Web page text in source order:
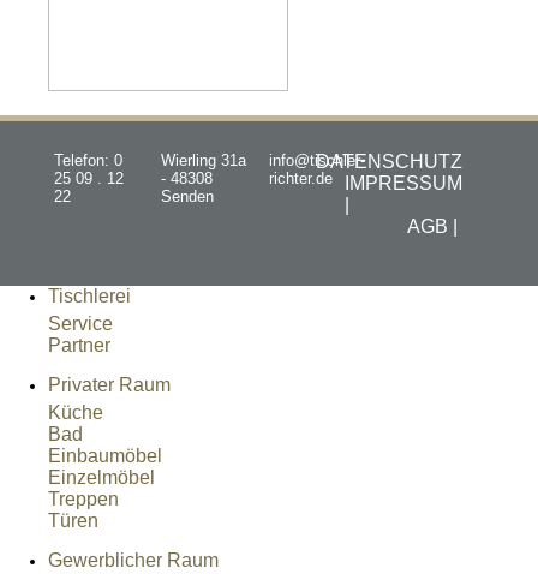
Telefon: 0
25 09 . 12
22
Wierling 31a
- 48308
Senden
info@tischler-
richter.de
DATENSCHUTZ
IMPRESSUM
AGB |
Tischlerei
Service
Partner
Privater Raum
Küche
Bad
Einbaumöbel
Einzelmöbel
Treppen
Türen
Gewerblicher Raum